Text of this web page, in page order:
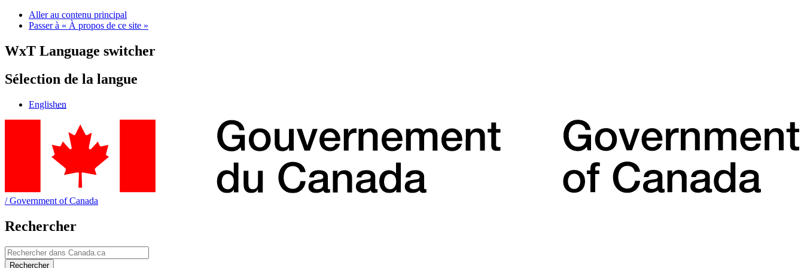
Aller au contenu principal
Passer à « À propos de ce site »
WxT Language switcher
Sélection de la langue
Englishen
/Government of Canada
Rechercher
Rechercher
Rechercher